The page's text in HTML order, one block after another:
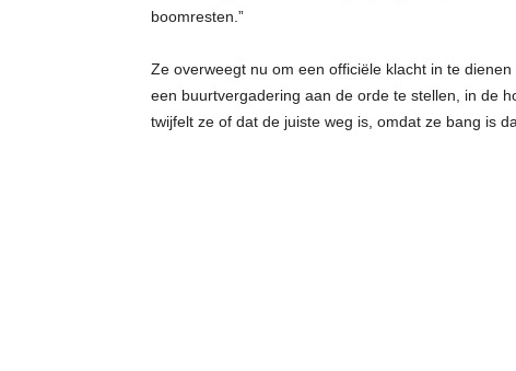
boomresten.”
Ze overweegt nu om een officiële klacht in te
een buurtvergadering aan de orde te stellen, in de
twijfelt ze of dat de juiste weg is, omdat ze bang is